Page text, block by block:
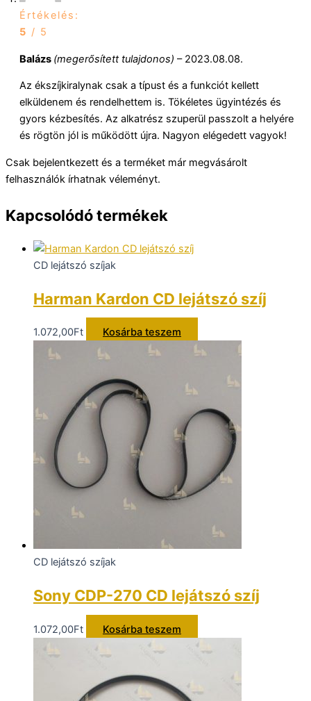
Értékelés:
5 / 5
Balázs (megerősített tulajdonos) – 2023.08.08.
Az ékszíjkiralynak csak a típust és a funkciót kellett
elküldenem és rendelhettem is. Tökéletes ügyintézés és
gyors kézbesítés. Az alkatrész szuperül passzolt a helyére
és rögtön jól is működött újra. Nagyon elégedett vagyok!
Csak bejelentkezett és a terméket már megvásárolt
felhasználók írhatnak véleményt.
Kapcsolódó termékek
CD lejátszó szíjak
Harman Kardon CD lejátszó szíj
1.072,00Ft Kosárba teszem
CD lejátszó szíjak
Sony CDP-270 CD lejátszó szíj
1.072,00Ft Kosárba teszem